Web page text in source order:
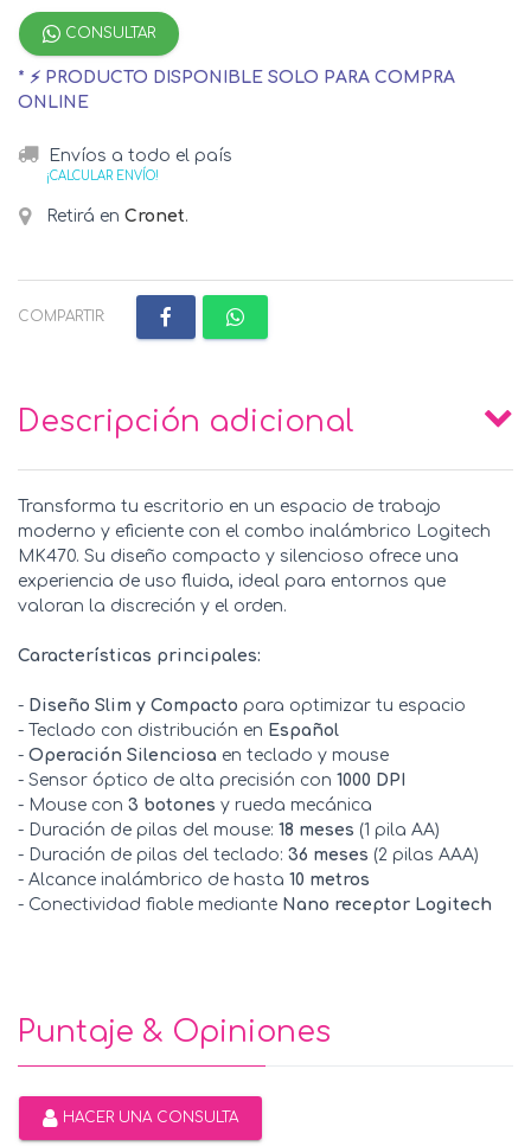
CONSULTAR
* ⚡ PRODUCTO DISPONIBLE SOLO PARA COMPRA
ONLINE
Envíos a todo el país
¡CALCULAR ENVÍO!
Retirá en Cronet.
COMPARTIR:
Descripción adicional
Transforma tu escritorio en un espacio de trabajo
moderno y eficiente con el combo inalámbrico Logitech
MK470. Su diseño compacto y silencioso ofrece una
experiencia de uso fluida, ideal para entornos que
valoran la discreción y el orden.
Características principales:
- Diseño Slim y Compacto para optimizar tu espacio
- Teclado con distribución en Español
- Operación Silenciosa en teclado y mouse
- Sensor óptico de alta precisión con 1000 DPI
- Mouse con 3 botones y rueda mecánica
- Duración de pilas del mouse: 18 meses (1 pila AA)
- Duración de pilas del teclado: 36 meses (2 pilas AAA)
- Alcance inalámbrico de hasta 10 metros
- Conectividad fiable mediante Nano receptor Logitech
Puntaje & Opiniones
HACER UNA CONSULTA